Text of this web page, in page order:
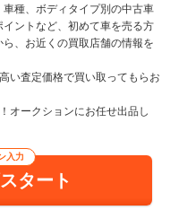
種、ボディタイプ別の中古車
ントなど、初めて車を売る方
、お近くの買取店舗の情報を
い査定価格で買い取ってもらお
オークションにお任せ出品し
入力
タート